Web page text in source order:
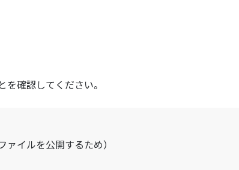
確認してください。
ァイルを公開するため）